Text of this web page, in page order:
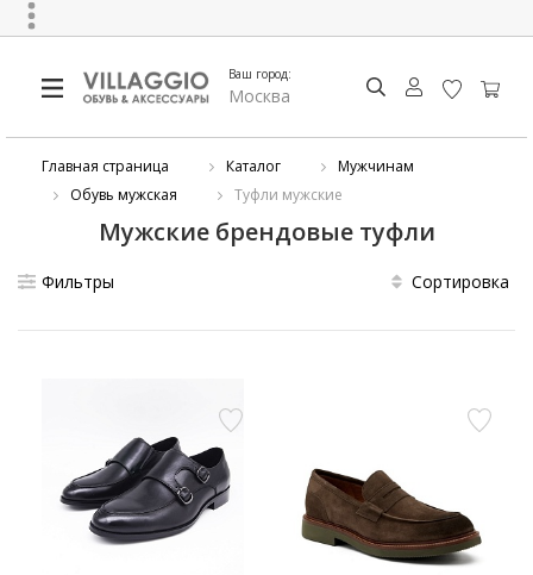
Ваш город:
Москва
Главная страница Каталог
Мужчинам
Обувь мужская
Туфли мужские
Мужские брендовые туфли
Фильтры Сортировка